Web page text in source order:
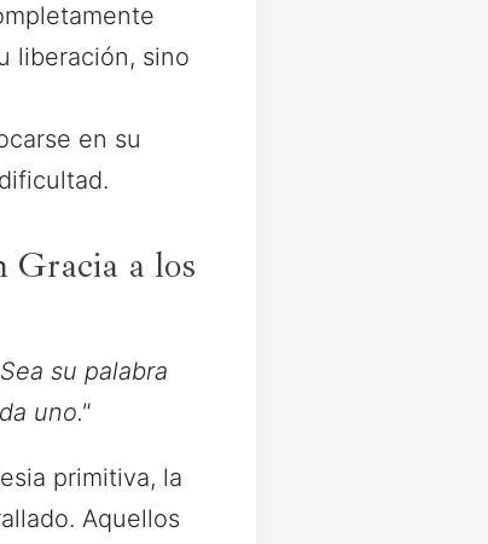
liberación, sino
en su
Gracia a los
su palabra
uno."
primitiva, la
Aquellos